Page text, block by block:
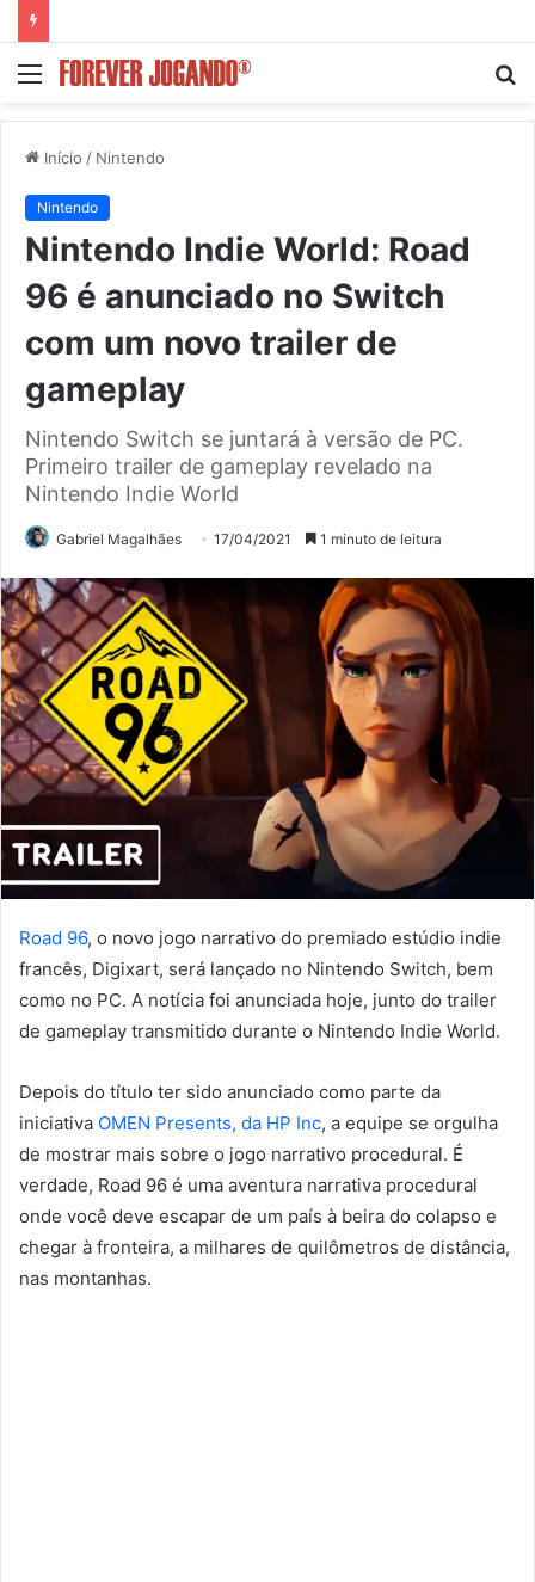
Menu
Início / Nintendo
Nintendo
Nintendo Indie World: Road
96 é anunciado no Switch
com um novo trailer de
gameplay
Nintendo Switch se juntará à versão de PC.
Primeiro trailer de gameplay revelado na
Nintendo Indie World
Gabriel Magalhães 17/04/2021 1 minuto de leitura
Road 96, o novo jogo narrativo do premiado estúdio indie
francês, Digixart, será lançado no Nintendo Switch, bem
como no PC. A notícia foi anunciada hoje, junto do trailer
de gameplay transmitido durante o Nintendo Indie World.
Depois do título ter sido anunciado como parte da
iniciativa OMEN Presents, da HP Inc, a equipe se orgulha
de mostrar mais sobre o jogo narrativo procedural. É
verdade, Road 96 é uma aventura narrativa procedural
onde você deve escapar de um país à beira do colapso e
chegar à fronteira, a milhares de quilômetros de distância,
nas montanhas.